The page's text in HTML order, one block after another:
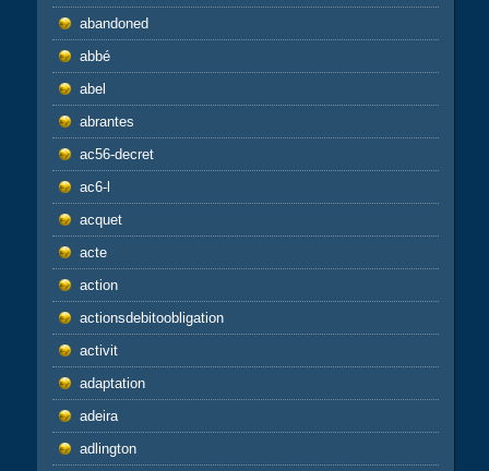
abandoned
abbé
abel
abrantes
ac56-decret
ac6-l
acquet
acte
action
actionsdebitoobligation
activit
adaptation
adeira
adlington